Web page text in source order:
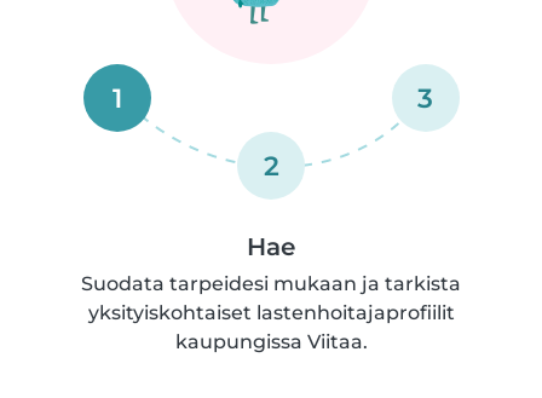
1
2
3
Hae
Suodata tarpeidesi mukaan ja tarkista
yksityiskohtaiset lastenhoitajaprofiilit
kaupungissa Viitaa.